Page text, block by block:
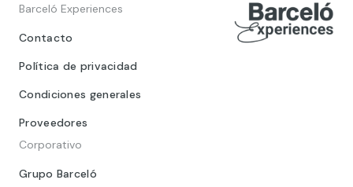
Barceló Experiences
Contacto
Política de privacidad
Condiciones generales
Proveedores
Corporativo
Grupo Barceló